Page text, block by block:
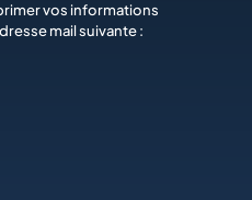
vos informations
mail suivante :